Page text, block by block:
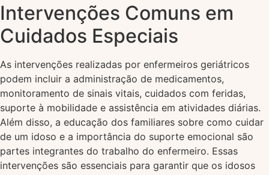
Intervenções Comuns em
Cuidados Especiais
As intervenções realizadas por enfermeiros geriátricos
podem incluir a administração de medicamentos,
monitoramento de sinais vitais, cuidados com feridas,
suporte à mobilidade e assistência em atividades diárias.
Além disso, a educação dos familiares sobre como cuidar
de um idoso e a importância do suporte emocional são
partes integrantes do trabalho do enfermeiro. Essas
intervenções são essenciais para garantir que os idosos